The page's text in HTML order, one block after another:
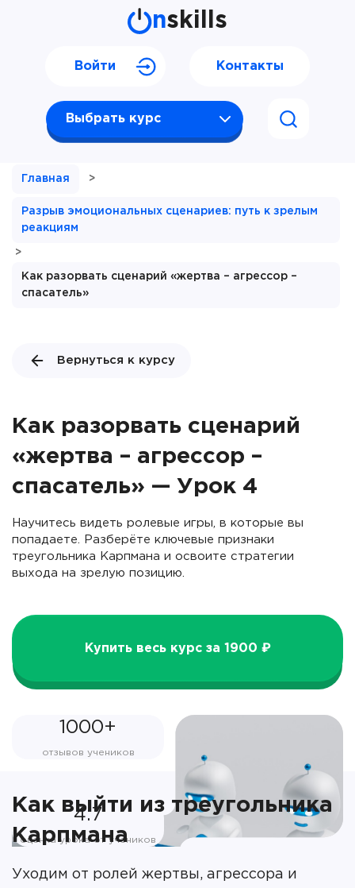
nskills
Выбрать курс
Войти Контакты
Главная >
Разрыв эмоциональных сценариев: путь к зрелым
реакциям
>
Как разорвать сценарий «жертва – агрессор –
спасатель»
Вернуться к курсу
Как разорвать сценарий
«жертва – агрессор –
спасатель» — Урок 4
Научитесь видеть ролевые игры, в которые вы
попадаете. Разберёте ключевые признаки
треугольника Карпмана и освоите стратегии
выхода на зрелую позицию.
Купить весь курс за 1900 ₽
1000+
отзывов учеников
4.7
оценка урока от учеников
Как выйти из треугольника
Карпмана
Уходим от ролей жертвы, агрессора и